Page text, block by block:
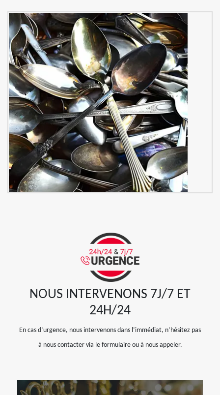
NOUS INTERVENONS 7J/7 ET
24H/24
En cas d’urgence, nous intervenons dans l’immédiat, n’hésitez pas
à nous contacter via le formulaire ou à nous appeler.